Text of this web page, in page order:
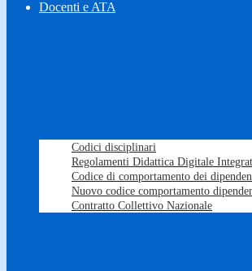
Docenti e ATA
Codici disciplinari
Regolamenti Didattica Digitale
Codice di comportamento dei
Nuovo codice comportamento
Contratto Collettivo Nazionale